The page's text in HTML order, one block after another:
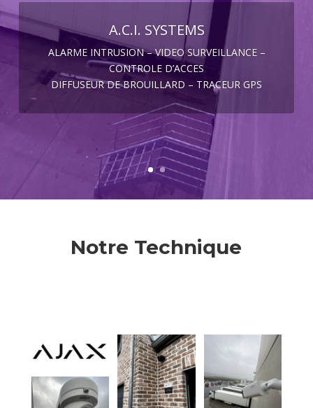
A.C.I. SYSTEMS
ALARME INTRUSION – VIDEO SURVEILLANCE –
CONTROLE D’ACCES
DIFFUSEUR DE BROUILLARD – TRACEUR GPS
ÉLECTRICITÉ GÉNÉRALE – DOMOTIQUE –
VISIOPHONIE – POSE & CÂBLAGE – INTERNET
CONFIGURATION – REMISE EN CONFORMITÉ –
RÉNOVATION – CHAUFFAGE ÉLECTRIQUE –
RADIATEUR INFRAROUGE – BORNE DE
RECHARGE
Notre Technique